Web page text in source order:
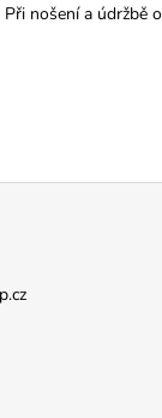
Při nošení a údržbě